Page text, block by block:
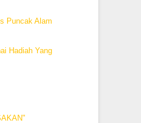
Puncak Alam
Hadiah Yang